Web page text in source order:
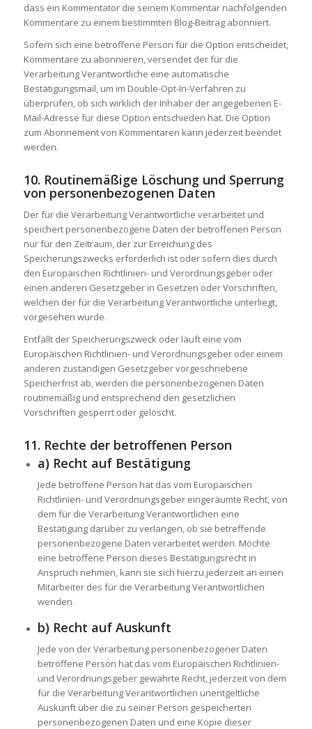
dass ein Kommentator die seinem Kommentar nachfolgenden
Kommentare zu einem bestimmten Blog-Beitrag abonniert.
Sofern sich eine betroffene Person für die Option entscheidet,
Kommentare zu abonnieren, versendet der für die
Verarbeitung Verantwortliche eine automatische
Bestätigungsmail, um im Double-Opt-In-Verfahren zu
überprüfen, ob sich wirklich der Inhaber der angegebenen E-
Mail-Adresse für diese Option entschieden hat. Die Option
zum Abonnement von Kommentaren kann jederzeit beendet
werden.
10. Routinemäßige Löschung und Sperrung
von personenbezogenen Daten
Der für die Verarbeitung Verantwortliche verarbeitet und
speichert personenbezogene Daten der betroffenen Person
nur für den Zeitraum, der zur Erreichung des
Speicherungszwecks erforderlich ist oder sofern dies durch
den Europäischen Richtlinien- und Verordnungsgeber oder
einen anderen Gesetzgeber in Gesetzen oder Vorschriften,
welchen der für die Verarbeitung Verantwortliche unterliegt,
vorgesehen wurde.
Entfällt der Speicherungszweck oder läuft eine vom
Europäischen Richtlinien- und Verordnungsgeber oder einem
anderen zuständigen Gesetzgeber vorgeschriebene
Speicherfrist ab, werden die personenbezogenen Daten
routinemäßig und entsprechend den gesetzlichen
Vorschriften gesperrt oder gelöscht.
11. Rechte der betroffenen Person
a) Recht auf Bestätigung
Jede betroffene Person hat das vom Europäischen
Richtlinien- und Verordnungsgeber eingeräumte Recht, von
dem für die Verarbeitung Verantwortlichen eine
Bestätigung darüber zu verlangen, ob sie betreffende
personenbezogene Daten verarbeitet werden. Möchte
eine betroffene Person dieses Bestätigungsrecht in
Anspruch nehmen, kann sie sich hierzu jederzeit an einen
Mitarbeiter des für die Verarbeitung Verantwortlichen
wenden.
b) Recht auf Auskunft
Jede von der Verarbeitung personenbezogener Daten
betroffene Person hat das vom Europäischen Richtlinien-
und Verordnungsgeber gewährte Recht, jederzeit von dem
für die Verarbeitung Verantwortlichen unentgeltliche
Auskunft über die zu seiner Person gespeicherten
personenbezogenen Daten und eine Kopie dieser